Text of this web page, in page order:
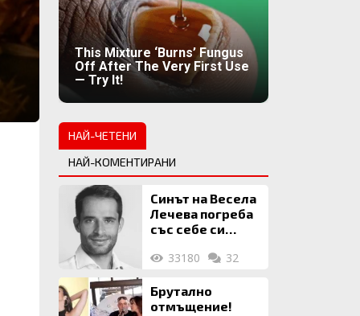
This Mixture ‘Burns’ Fungus
Off After The Very First Use
— Try It!
НАЙ-ЧЕТЕНИ
НАЙ-КОМЕНТИРАНИ
Синът на Весела
Лечева погреба
със себе си
млн. евро
33180 32
Брутално
отмъщение!